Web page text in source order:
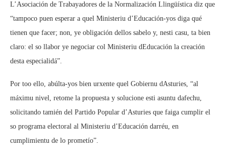
L’Asociación de Trabayadores de la Normalización Llingüística diz que
“tampoco puen esperar a quel Ministeriu d’Educación-yos diga qué
tienen que facer; non, ye obligación dellos sabelo y, nesti casu, ta bien
claro: el so llabor ye negociar col Ministeriu dEducación la creación
desta especialidá”.
Por too ello, abúlta-yos bien urxente quel Gobiernu dAsturies, “al
máximu nivel, retome la propuesta y solucione esti asuntu dafechu,
solicitando tamién del Partido Popular d’Asturies que faiga cumplir el
so programa electoral al Ministeriu d’Educación darréu, en
cumplimientu de lo prometío”.